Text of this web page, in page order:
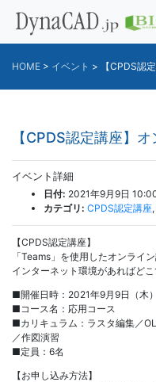
HOME > イベント > 【CPDS認
【CPDS認定講座】
イベント詳細
日付: 2021年9月9日
カテゴリ: CPDS認定講座,
【CPDS認定講座】
「Teams」を使用したオンライン
インターネット環境があればど
■開催日時：2021年9月9日（木
■コース名：応用コース
■カリキュラム：ラスタ編集／
／作図演習
■定員：6名
【お申し込み方法】